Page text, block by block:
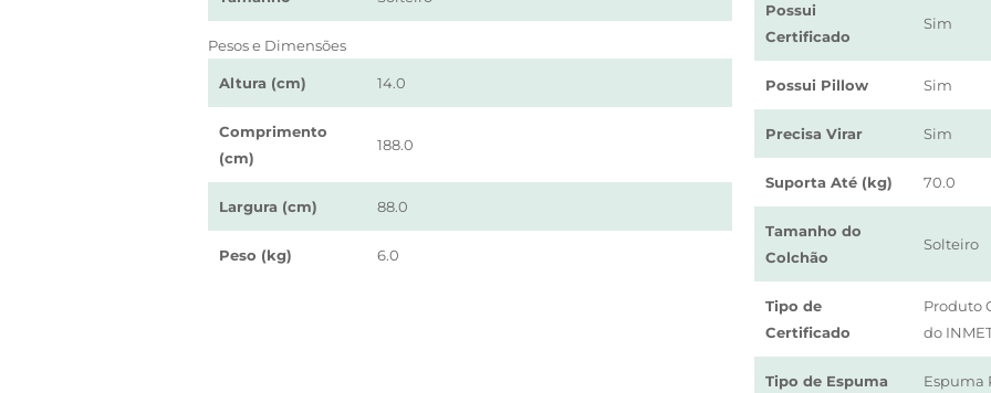
Pesos e Dimensões
Altura (cm) 14.0
Comprimento
(cm)
188.0
Largura (cm) 88.0
Peso (kg) 6.0
Possui
Certificado
Sim
Possui Pillow Sim
Precisa Virar Sim
Suporta Até (kg) 70.0
Tamanho do
Colchão
Solteiro
Tipo de
Certificado
Produto
do
Tipo de Espuma Espuma